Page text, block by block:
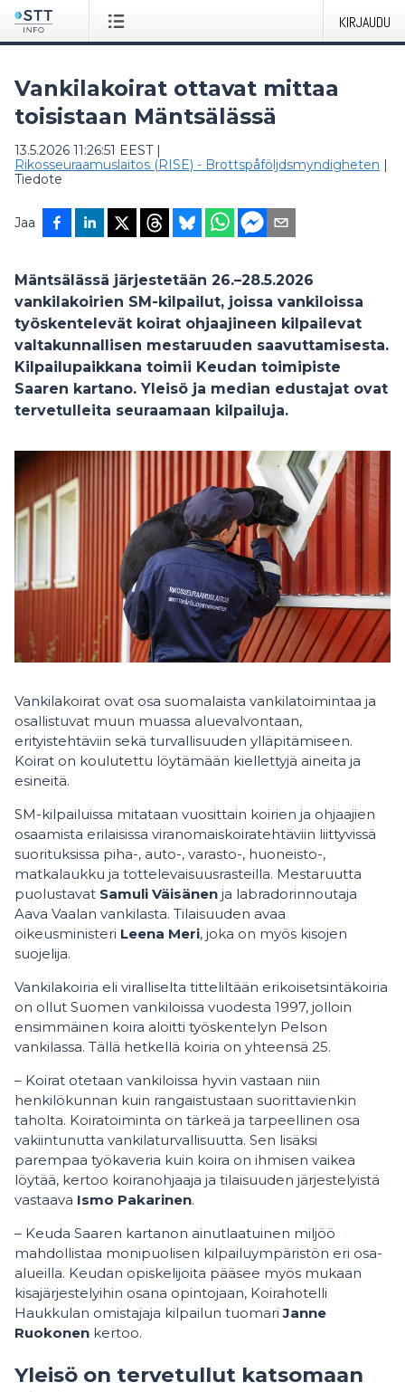
KIRJAUDU
Vankilakoirat ottavat mittaa
toisistaan Mäntsälässä
13.5.2026 11:26:51 EEST|
Rikosseuraamuslaitos (RISE) - Brottspåföljdsmyndigheten |
Tiedote
Jaa
Mäntsälässä järjestetään 26.–28.5.2026
vankilakoirien SM-kilpailut, joissa vankiloissa
työskentelevät koirat ohjaajineen kilpailevat
valtakunnallisen mestaruuden saavuttamisesta.
Kilpailupaikkana toimii Keudan toimipiste
Saaren kartano. Yleisö ja median edustajat ovat
tervetulleita seuraamaan kilpailuja.
Vankilakoirat ovat osa suomalaista vankilatoimintaa ja
osallistuvat muun muassa aluevalvontaan,
erityistehtäviin sekä turvallisuuden ylläpitämiseen.
Koirat on koulutettu löytämään kiellettyjä aineita ja
esineitä.
SM-kilpailuissa mitataan vuosittain koirien ja ohjaajien
osaamista erilaisissa viranomaiskoiratehtäviin liittyvissä
suorituksissa piha-, auto-, varasto-, huoneisto-,
matkalaukku ja tottelevaisuusrasteilla. Mestaruutta
puolustavat Samuli Väisänen ja labradorinnoutaja
Aava Vaalan vankilasta. Tilaisuuden avaa
oikeusministeri Leena Meri, joka on myös kisojen
suojelija.
Vankilakoiria eli viralliselta titteliltään erikoisetsintäkoiria
on ollut Suomen vankiloissa vuodesta 1997, jolloin
ensimmäinen koira aloitti työskentelyn Pelson
vankilassa. Tällä hetkellä koiria on yhteensä 25.
– Koirat otetaan vankiloissa hyvin vastaan niin
henkilökunnan kuin rangaistustaan suorittavienkin
taholta. Koiratoiminta on tärkeä ja tarpeellinen osa
vakiintunutta vankilaturvallisuutta. Sen lisäksi
parempaa työkaveria kuin koira on ihmisen vaikea
löytää, kertoo koiranohjaaja ja tilaisuuden järjestelyistä
vastaava Ismo Pakarinen.
– Keuda Saaren kartanon ainutlaatuinen miljöö
mahdollistaa monipuolisen kilpailuympäristön eri osa-
alueilla. Keudan opiskelijoita pääsee myös mukaan
kisajärjestelyihin osana opintojaan, Koirahotelli
Haukkulan omistajaja kilpailun tuomariJanne
Ruokonen kertoo.
Yleisö on tervetullut katsomaan